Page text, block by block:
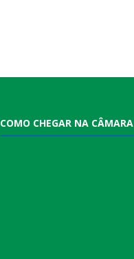
COMO CHEGAR NA CÂMARA